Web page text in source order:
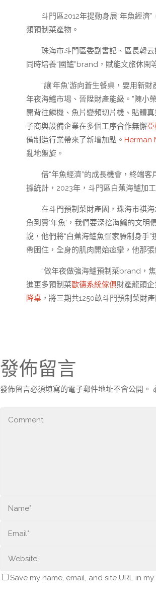
斗門區2012年提動身展“年魚經濟
類預制菜產物。
珠海市斗門區委副書記、區長韓
同時培養“國鱸”brand，賦能文旅休閑
“讓‘年魚’游向蒼生餐桌，要用新
年夜海鱸市場、晉陞財產能級。”陳小
開背往鱗機、魚片變頻切片機、貼體
子商與設備企業在多個工序合作無懈
備制造行業帶來了新增加點。 Herman
亂地盤旋。
借“年魚經濟”的成長機會，終端
據統計，2023年，斗門區白蕉海鱸加
在斗門預制菜財產園，珠海市祺
魚到賣‘年魚’，我們要深挖海鱸的文
說，他們將“白蕉海鱸魚疍家腌制身手
帶困住，全身的肌肉開始痙攣，他那
“做年夜做強海鱸預制菜brand，焦
進更多預制菜歐德系統傢俱財產龍頭
降桌 ，將三期共1250畝斗門預制菜財
發佈留言
發佈留言必須填寫的電子郵件地址不會公開。
Save my name, email, and site URL in